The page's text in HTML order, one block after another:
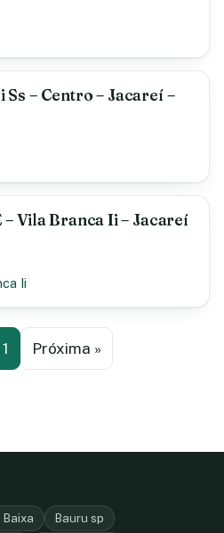
– Centro – Jacareí –
– Vila Branca Ii – Jacareí
Ii
Próxima »
Baixa
Bauru sp